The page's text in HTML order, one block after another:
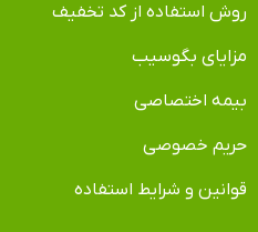
روش استفاده از کد تخفیف
مزایای بگوسیب
بیمه اختصاصی
حریم خصوصی
قوانین و شرایط استفاده